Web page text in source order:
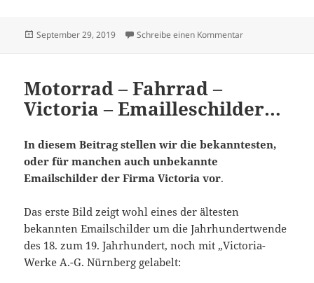
Veröffentlicht
September 29, 2019 Schreibe einen Kommentarzu Motorrad –
Motorrad – Fahrrad –
Victoria – Emailleschilder…
In diesem Beitrag stellen wir die bekanntesten,
oder für manchen auch unbekannte
Emailschilder der Firma Victoria vor.
Das erste Bild zeigt wohl eines der ältesten
bekannten Emailschilder um die Jahrhundertwende
des 18. zum 19. Jahrhundert, noch mit „Victoria-
Werke A.-G. Nürnberg gelabelt: